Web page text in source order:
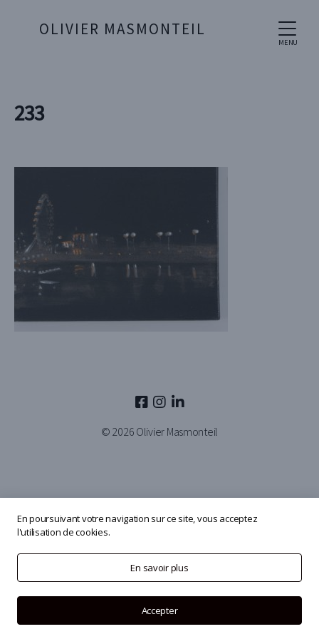
MENU
OLIVIER MASMONTEIL
233
© 2026 Olivier Masmonteil
En poursuivant votre navigation sur ce site, vous acceptez
l'utilisation de cookies.
En savoir plus
Accepter